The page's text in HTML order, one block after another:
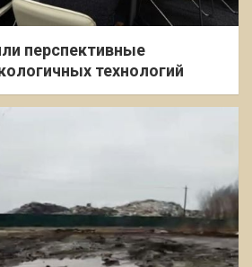
перспективные
технологий